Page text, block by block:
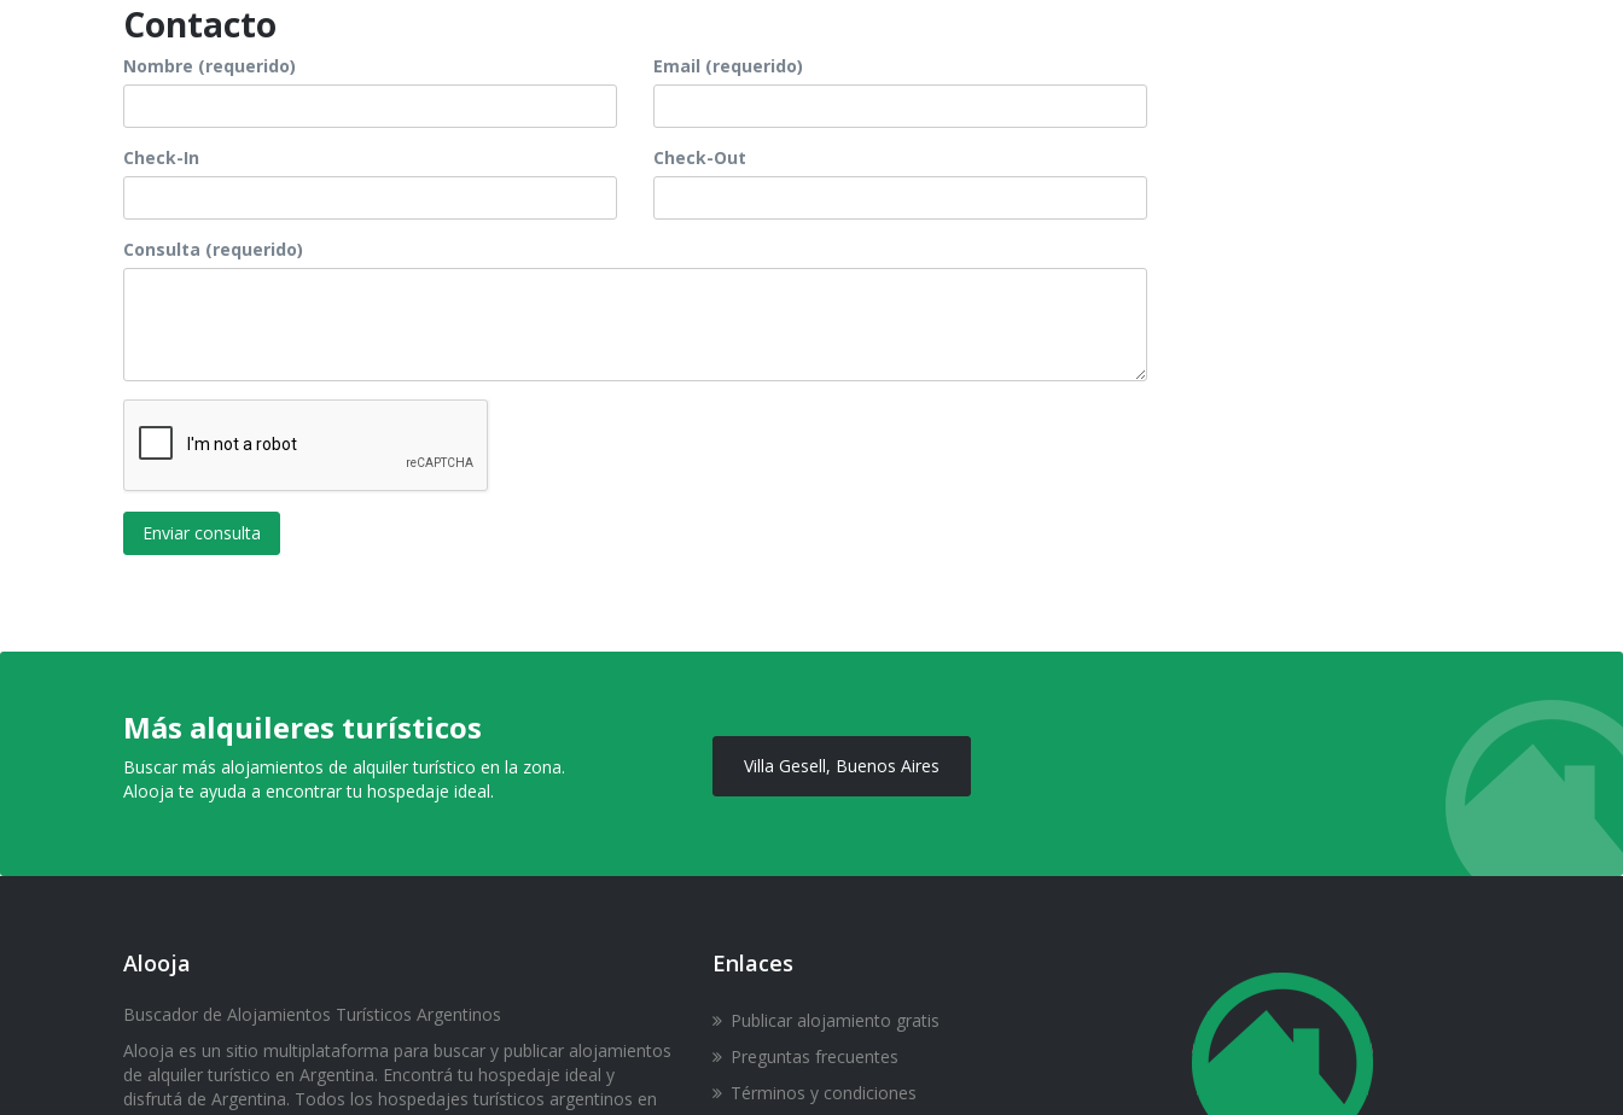
Contacto
Nombre (requerido) Email (requerido)
Check-In Check-Out
Consulta (requerido)
Enviar consulta
Más alquileres turísticos
Buscar más alojamientos de alquiler turístico en la zona.
Alooja te ayuda a encontrar tu hospedaje ideal.
Villa Gesell, Buenos Aires
Alooja
Buscador de Alojamientos Turísticos Argentinos
Alooja es un sitio multiplataforma para buscar y publicar alojamientos
de alquiler turístico en Argentina. Encontrá tu hospedaje ideal y
disfrutá de Argentina. Todos los hospedajes turísticos argentinos en
Enlaces
Publicar alojamiento gratis
Preguntas frecuentes
Términos y condiciones